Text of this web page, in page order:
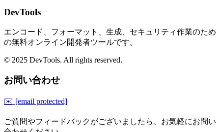
DevTools
エンコード、フォーマット、生成、セキュリティ作業のため
の無料オンライン開発者ツールです。
© 2025 DevTools. All rights reserved.
お問い合わせ
✉️ [email protected]
ご質問やフィードバックがございましたら、お気軽にお問い